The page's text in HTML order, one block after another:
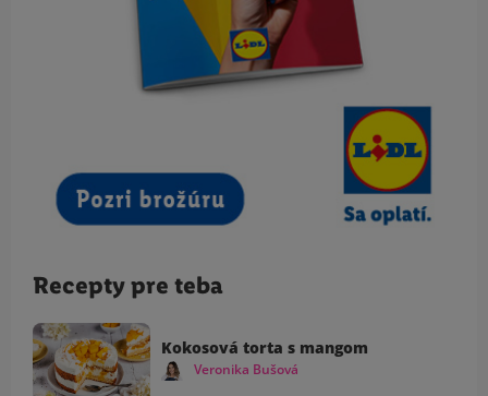
Recepty pre teba
Kokosová torta s mangom
Veronika Bušová